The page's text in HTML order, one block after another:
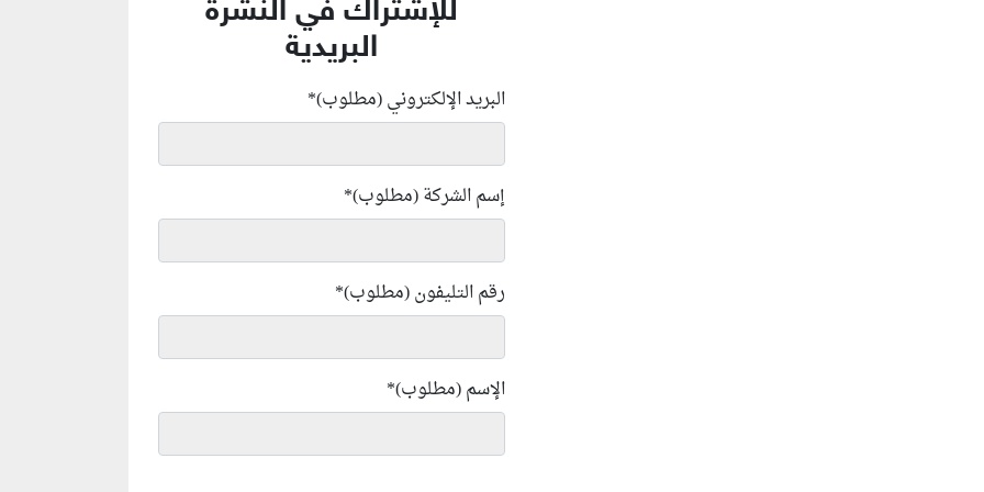
للإشتراك في النشرة
البريدية
البريد الإلكتروني (مطلوب)*
إسم الشركة (مطلوب)*
رقم التليفون (مطلوب)*
الإسم (مطلوب)*